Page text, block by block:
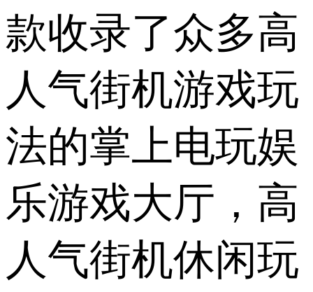
款收录了众多高
人气街机游戏玩
法的掌上电玩娱
乐游戏大厅，高
人气街机休闲玩